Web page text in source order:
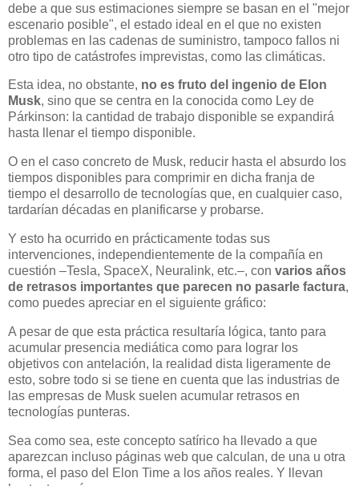
debe a que sus estimaciones siempre se basan en el "mejor
escenario posible", el estado ideal en el que no existen
problemas en las cadenas de suministro, tampoco fallos ni
otro tipo de catástrofes imprevistas, como las climáticas.
Esta idea, no obstante, no es fruto del ingenio de Elon
Musk, sino que se centra en la conocida como Ley de
Párkinson: la cantidad de trabajo disponible se expandirá
hasta llenar el tiempo disponible.
O en el caso concreto de Musk, reducir hasta el absurdo los
tiempos disponibles para comprimir en dicha franja de
tiempo el desarrollo de tecnologías que, en cualquier caso,
tardarían décadas en planificarse y probarse.
Y esto ha ocurrido en prácticamente todas sus
intervenciones, independientemente de la compañía en
cuestión –Tesla, SpaceX, Neuralink, etc.–, con varios años
de retrasos importantes que parecen no pasarle factura,
como puedes apreciar en el siguiente gráfico:
A pesar de que esta práctica resultaría lógica, tanto para
acumular presencia mediática como para lograr los
objetivos con antelación, la realidad dista ligeramente de
esto, sobre todo si se tiene en cuenta que las industrias de
las empresas de Musk suelen acumular retrasos en
tecnologías punteras.
Sea como sea, este concepto satírico ha llevado a que
aparezcan incluso páginas web que calculan, de una u otra
forma, el paso del Elon Time a los años reales. Y llevan